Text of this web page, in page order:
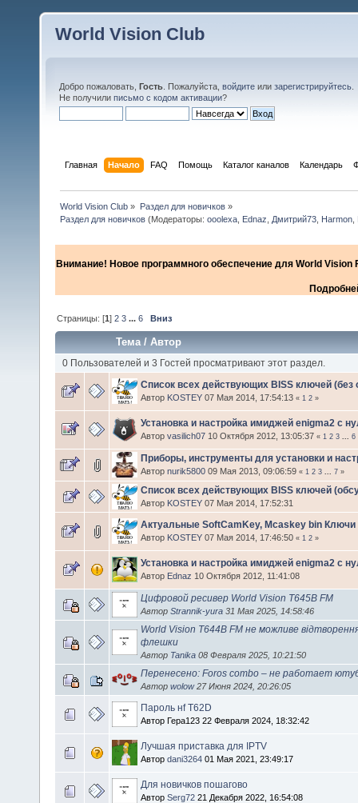
World Vision Club
Добро пожаловать, Гость . Пожалуйста, войдите или зарегистрируйтесь
Не получили письмо с кодом активации?
Главная Начало FAQ Помощь Каталог каналов Календарь
World Vision Club » Раздел для новичков»
Раздел для новичков (Модераторы:ooolexa Ednaz Дмитрий73 Harmon
Внимание! Новое программного обеспечение для World
Страницы: [1]2 3 ...6 Вниз
Тема /Автор
0 Пользователей и 3 Гостей просматривают этот раздел.
Список всех действующих BISS ключей (без
Автор KOSTEY 07 Мая 2014, 17:54:13 « 1 2 »
Установка и настройка имиджей enigma2 с
Автор vasilich07 10 Октября 2012, 13:05:37 « 1 2 3 6
Приборы, инструменты для установки и
Автор nurik5800 09 Мая 2013, 09:06:59 « 1 2 3 7 »
Список всех действующих BISS ключей
Автор KOSTEY 07 Мая 2014, 17:52:31
Актуальные SoftCamKey, Mcaskey bin Ключи
Автор KOSTEY 07 Мая 2014, 17:46:50 « 1 2 »
Установка и настройка имиджей enigma2 с
Автор Ednaz 10 Октября 2012, 11:41:08
Цифровой ресивер World Vision T645B FM
Автор Strannik-yura 31 Мая 2025, 14:58:46
World Vision T644B FM не можливе
флешки
Автор Tanika 08 Февраля 2025, 10:21:50
Перенесено: Foros combo – не работает
Автор wolow27 Июня 2024, 20:26:05
Пароль нf T62D
Автор Гера123 22 Февраля 2024, 18:32:42
Лучшая приставка для IPTV
Автор dani3264 01 Мая 2021, 23:49:17
Для новичков пошагово
Автор Serg72 21 Декабря 2022, 16:54:08